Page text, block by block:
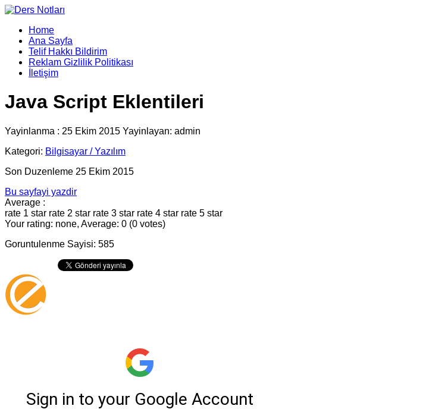
Home
Ana Sayfa
Telif Hakkı Bildirim
Reklam Gizlilik Politikası
İletişim
Java Script Eklentileri
Yayinlanma : 25 Ekim 2015 Yayinlayan: admin
Kategori: Bilgisayar / Yazılım
Son Duzenleme 25 Ekim 2015
Bu sayfayi yazdir
Average :
rate 1 star rate 2 star rate 3 star rate 4 star rate 5 star
Your rating: none, Average: 0 (0 votes)
Goruntulenme Sayisi: 585